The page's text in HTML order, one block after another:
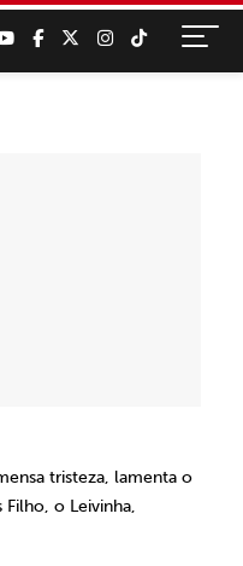
tristeza, lamenta o
o Leivinha,